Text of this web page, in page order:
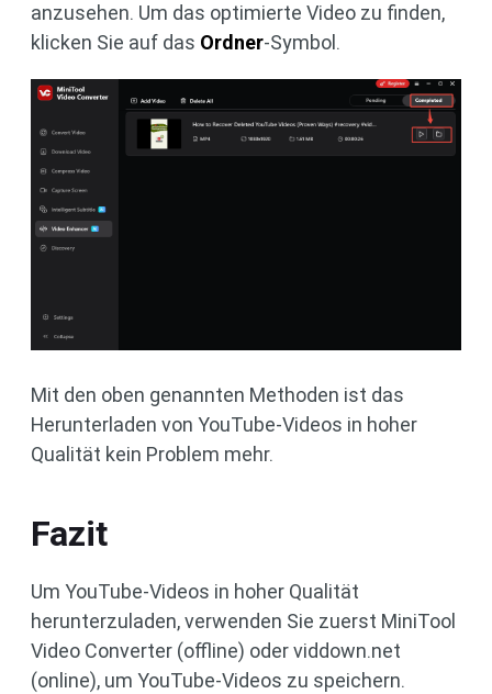
anzusehen. Um das optimierte Video zu finden,
klicken Sie auf das Ordner-Symbol.
Mit den oben genannten Methoden ist das
Herunterladen von YouTube-Videos in hoher
Qualität kein Problem mehr.
Fazit
Um YouTube-Videos in hoher Qualität
herunterzuladen, verwenden Sie zuerst MiniTool
Video Converter (offline) oder viddown.net
(online), um YouTube-Videos zu speichern.